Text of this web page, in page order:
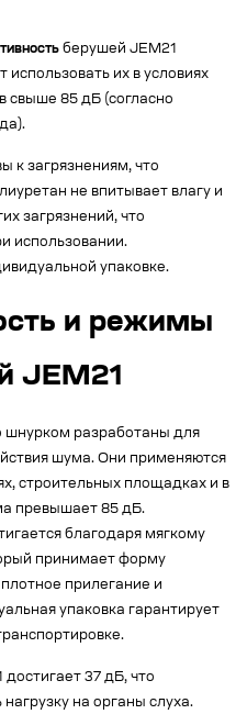
берушей JEM21
использовать их в условиях
свыше 85 дБ (согласно
к загрязнениям, что
не впитывает влагу и
загрязнений, что
использовании.
упаковке.
и режимы
JEM21
шнурком разработаны для
шума. Они применяются
строительных площадках и в
превышает 85 дБ.
благодаря мягкому
принимает форму
прилегание и
упаковка гарантирует
37 дБ, что
на органы слуха.